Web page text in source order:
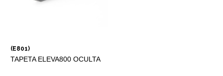
TAPETA ELEVA800 OCULTA
(E801)